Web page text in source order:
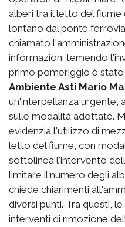
alberi tra il letto del fiume
lontano dal ponte
chiamato
informazioni temendo
primo pomeriggio è stato
Ambiente Asti Mario
un'interpellanza urgente,
sulle modalità adottate.
evidenzia l'utilizzo di
letto del fiume, con
sottolinea l'intervento
limitare il numero degli
chiede chiarimenti
diversi punti. Tra questi,
interventi di rimozione